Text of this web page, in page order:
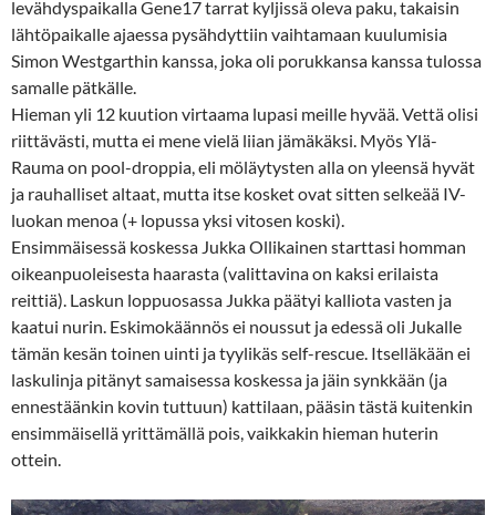
levähdyspaikalla Gene17 tarrat kyljissä oleva paku, takaisin
lähtöpaikalle ajaessa pysähdyttiin vaihtamaan kuulumisia
Simon Westgarthin kanssa, joka oli porukkansa kanssa tulossa
samalle pätkälle.
Hieman yli 12 kuution virtaama lupasi meille hyvää. Vettä olisi
riittävästi, mutta ei mene vielä liian jämäkäksi. Myös Ylä-
Rauma on pool-droppia, eli möläytysten alla on yleensä hyvät
ja rauhalliset altaat, mutta itse kosket ovat sitten selkeää IV-
luokan menoa (+ lopussa yksi vitosen koski).
Ensimmäisessä koskessa Jukka Ollikainen starttasi homman
oikeanpuoleisesta haarasta (valittavina on kaksi erilaista
reittiä). Laskun loppuosassa Jukka päätyi kalliota vasten ja
kaatui nurin. Eskimokäännös ei noussut ja edessä oli Jukalle
tämän kesän toinen uinti ja tyylikäs self-rescue. Itselläkään ei
laskulinja pitänyt samaisessa koskessa ja jäin synkkään (ja
ennestäänkin kovin tuttuun) kattilaan, pääsin tästä kuitenkin
ensimmäisellä yrittämällä pois, vaikkakin hieman huterin
ottein.